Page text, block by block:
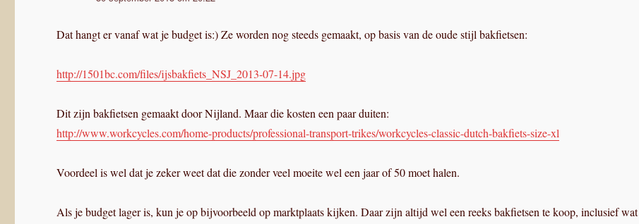
Dat hangt er vanaf wat je budget is:) Ze worden nog steeds gemaakt, op basis van de oude stijl bakfietsen:
http://1501bc.com/files/ijsbakfiets_NSJ_2013-07-14.jpg
Dit zijn bakfietsen gemaakt door Nijland. Maar die kosten een paar duiten:
http://www.workcycles.com/home-products/professional-transport-trikes/workcycles-classic-dutch-bakfiets-size-xl
Voordeel is wel dat je zeker weet dat die zonder veel moeite wel een jaar of 50 moet halen.
Als je budget lager is, kun je op bijvoorbeeld op marktplaats kijken. Daar zijn altijd wel een reeks bakfietsen te koop, inclusief wat